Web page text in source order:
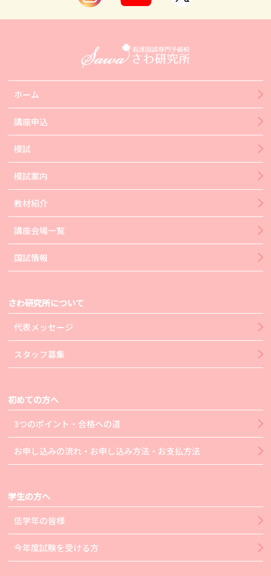
ホーム
講座申込
模試
模試案内
教材紹介
講座会場一覧
国試情報
さわ研究所について
代表メッセージ
スタッフ募集
初めての方へ
3つのポイント・合格への道
お申し込みの流れ・お申し込み方法・お支払方法
学生の方へ
低学年の皆様
今年度試験を受ける方